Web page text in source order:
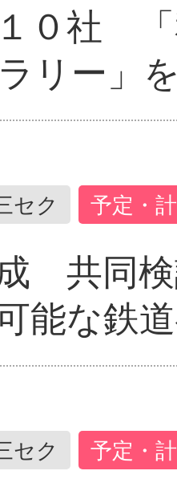
０社
リー」
セク 予定・
共同
能な鉄
セク 予定・